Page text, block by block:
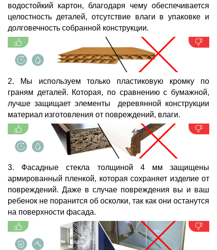
водостойкий картон, благодаря чему обеспечивается
целостность деталей, отсутствие влаги в упаковке и
долговечность собранной конструкции.
2. Мы используем только пластиковую кромку по
граням деталей. Которая, по сравнению с бумажной,
лучше защищает элементы деревянной конструкции
материал изготовления от повреждений, влаги.
3. Фасадные стекла толщиной 4 мм защищены
армированный пленкой, которая сохраняет изделие от
повреждений. Даже в случае повреждения вы и ваш
ребенок не поранится об осколки, так как они останутся
на поверхности фасада.